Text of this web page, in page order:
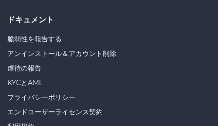
ドキュメント
脆弱性を報告する
アンインストール＆アカウント削除
虐待の報告
KYCとAML
プライバシーポリシー
エンドユーザーライセンス契約